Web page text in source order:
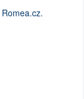
Romea.cz.